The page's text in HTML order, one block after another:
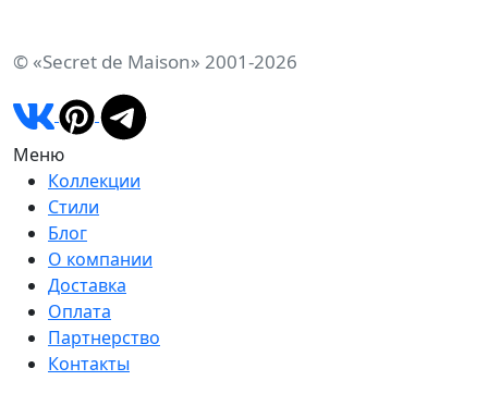
© «Secret de Maison» 2001-2026
Меню
Коллекции
Стили
Блог
О компании
Доставка
Оплата
Партнерство
Контакты